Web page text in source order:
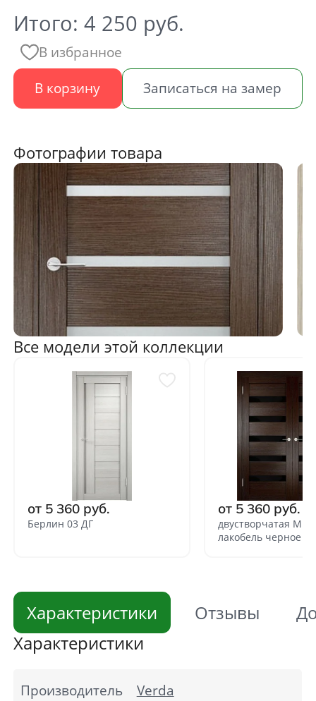
Итого: 4 250 руб.
В избранное
В корзину
Записаться на замер
Фотографии товара
Все модели этой коллекции
от 5 360 руб.
Берлин 03 ДГ
от 5 360 руб.
двустворчатая
лакобель черное
Характеристики Отзывы
Характеристики
Производитель Verda